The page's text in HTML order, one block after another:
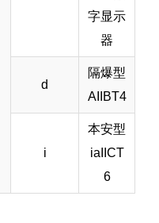
字显示
器
d
隔爆型
AIIBT4
i
本安型
iaIICT
6